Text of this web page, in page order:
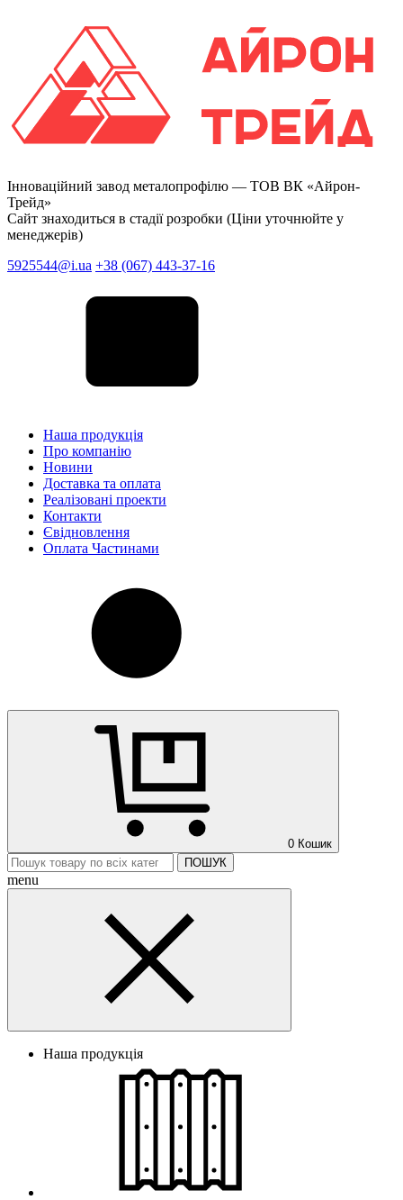
Інноваційний завод металопрофілю — ТОВ ВК «Айрон-
Трейд»
Сайт знаходиться в стадії розробки (Ціни уточнюйте у
менеджерів)
5925544@i.ua +38 (067) 443-37-16
Наша продукція
Про компанію
Новини
Доставка та оплата
Реалізовані проекти
Контакти
Євідновлення
Оплата Частинами
0 Кошик
ПОШУК
menu
Наша продукція